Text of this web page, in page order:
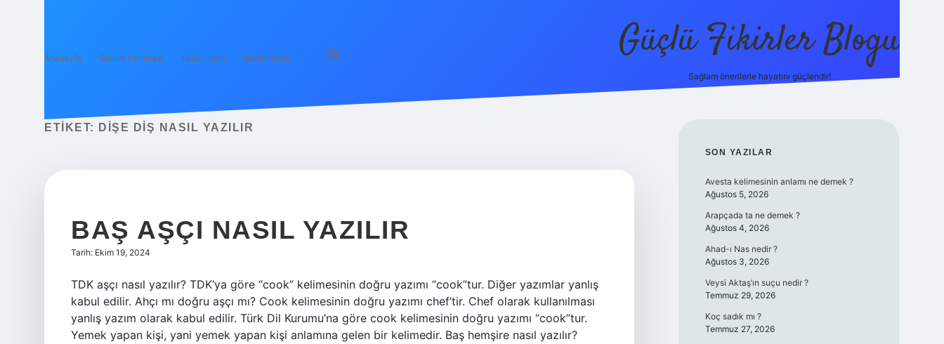
Anasayfa Gizlilik Politikası Yasal Uyarı Hakkımızda Güçlü Fikirler Blogu
Sağlam önerilerle hayatını güçlendir!
ETIKET: DIŞE DIŞ NASIL YAZILIR
BAŞ AŞÇI NASIL YAZILIR
Tarih: Ekim 19, 2024
TDK aşçı nasıl yazılır? TDK’ya göre “cook” kelimesinin doğru yazımı “cook”tur. Diğer yazımlar yanlış
kabul edilir. Ahçı mı doğru aşçı mı? Cook kelimesinin doğru yazımı chef’tir. Chef olarak kullanılması
yanlış yazım olarak kabul edilir. Türk Dil Kurumu’na göre cook kelimesinin doğru yazımı “cook”tur.
Yemek yapan kişi, yani yemek yapan kişi anlamına gelen bir kelimedir. Baş hemşire nasıl yazılır?
SIDEBAR
SON YAZILAR
Avesta kelimesinin anlamı ne demek ?
Ağustos 5, 2026
Arapçada ta ne demek ?
Ağustos 4, 2026
Ahad-ı Nas nedir ?
Ağustos 3, 2026
Veysi Aktaş’ın suçu nedir ?
Temmuz 29, 2026
Koç sadık mı ?
Temmuz 27, 2026